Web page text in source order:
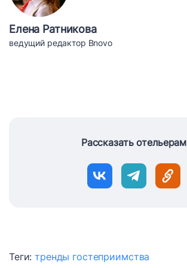
Елена Ратникова
ведущий редактор Bnovo
Рассказать отельерам
Теги:тренды гостеприимства